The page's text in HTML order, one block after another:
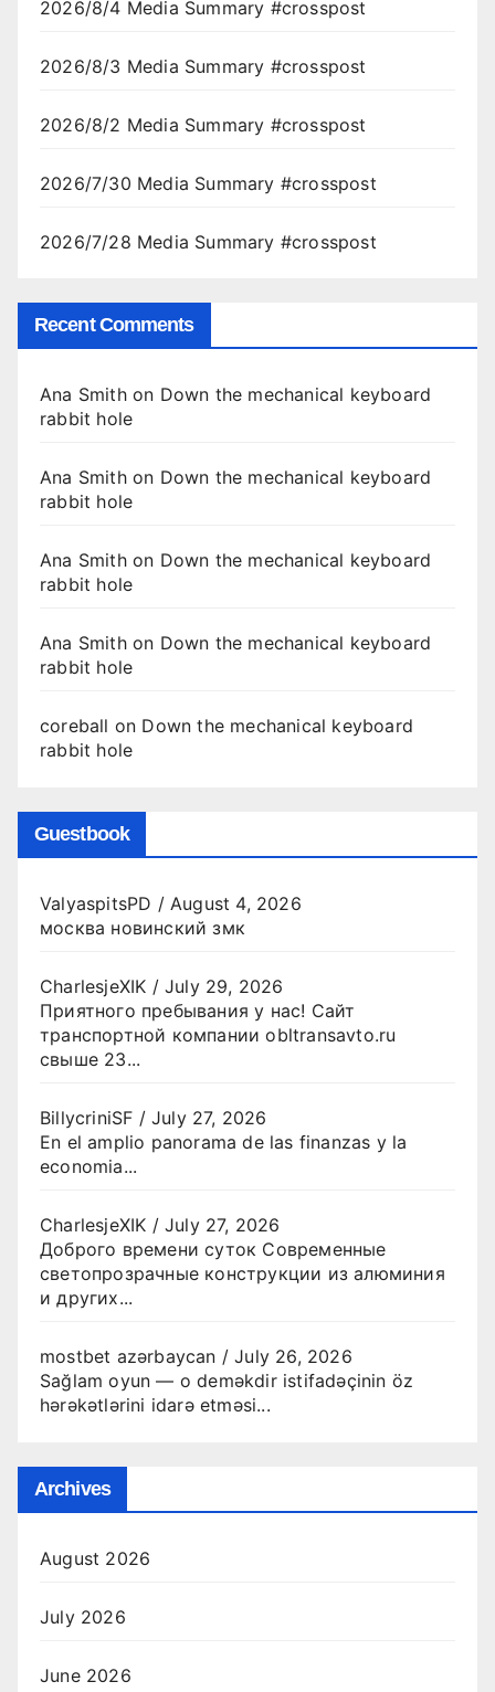
2026/8/4 Media Summary #crosspost
2026/8/3 Media Summary #crosspost
2026/8/2 Media Summary #crosspost
2026/7/30 Media Summary #crosspost
2026/7/28 Media Summary #crosspost
Recent Comments
Ana Smithon Down the mechanical keyboard
rabbit hole
Ana Smithon Down the mechanical keyboard
rabbit hole
Ana Smithon Down the mechanical keyboard
rabbit hole
Ana Smithon Down the mechanical keyboard
rabbit hole
coreball on Down the mechanical keyboard
rabbit hole
Guestbook
ValyaspitsPD /August 4, 2026
москва новинский змк
CharlesjeXIK /July 29, 2026
Приятного пребывания у нас! Сайт
транспортной компании obltransavto.ru
свыше 23...
BillycriniSF /July 27, 2026
En el amplio panorama de las finanzas y la
economia...
CharlesjeXIK /July 27, 2026
Доброго времени суток Современные
светопрозрачные конструкции из алюминия
и других...
mostbet azərbaycan /July 26, 2026
Sağlam oyun — o deməkdir istifadəçinin öz
hərəkətlərini idarə etməsi...
Archives
August 2026
July 2026
June 2026